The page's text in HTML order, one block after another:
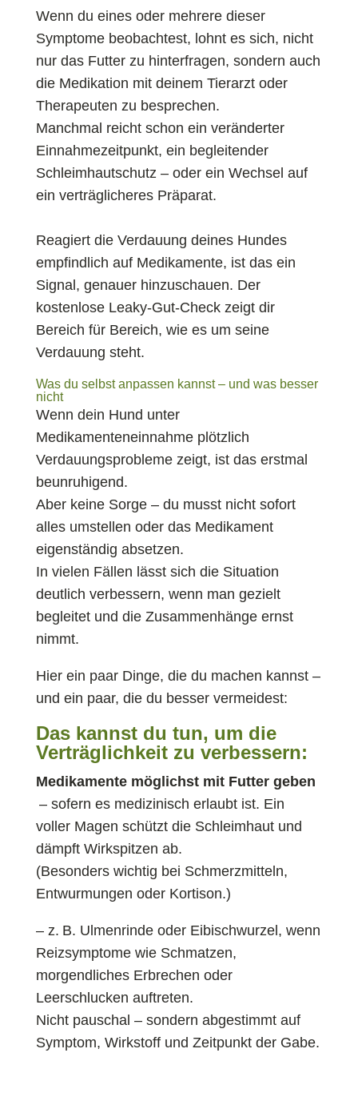
Wenn du eines oder mehrere dieser
Symptome beobachtest, lohnt es sich, nicht
nur das Futter zu hinterfragen, sondern auch
die Medikation mit deinem Tierarzt oder
Therapeuten zu besprechen.
Manchmal reicht schon ein veränderter
Einnahmezeitpunkt, ein begleitender
Schleimhautschutz – oder ein Wechsel auf
ein verträglicheres Präparat.
Reagiert die Verdauung deines Hundes
empfindlich auf Medikamente, ist das ein
Signal, genauer hinzuschauen. Der
kostenlose Leaky-Gut-Check zeigt dir
Bereich für Bereich, wie es um seine
Verdauung steht.
Was du selbst anpassen kannst – und was besser
nicht
Wenn dein Hund unter
Medikamenteneinnahme plötzlich
Verdauungsprobleme zeigt, ist das erstmal
beunruhigend.
Aber keine Sorge – du musst nicht sofort
alles umstellen oder das Medikament
eigenständig absetzen.
In vielen Fällen lässt sich die Situation
deutlich verbessern, wenn man gezielt
begleitet und die Zusammenhänge ernst
nimmt.
Hier ein paar Dinge, die du machen kannst –
und ein paar, die du besser vermeidest:
Das kannst du tun, um die
Verträglichkeit zu verbessern:
Medikamente möglichst mit Futter geben
– sofern es medizinisch erlaubt ist. Ein
voller Magen schützt die Schleimhaut und
dämpft Wirkspitzen ab.
(Besonders wichtig bei Schmerzmitteln,
Entwurmungen oder Kortison.)
– z. B. Ulmenrinde oder Eibischwurzel, wenn
Reizsymptome wie Schmatzen,
morgendliches Erbrechen oder
Leerschlucken auftreten.
Nicht pauschal – sondern abgestimmt auf
Symptom, Wirkstoff und Zeitpunkt der Gabe.